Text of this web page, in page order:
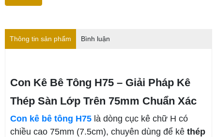
Thông tin sản phẩm Bình luận
Con Kê Bê Tông H75 – Giải Pháp Kê
Thép Sàn Lớp Trên 75mm Chuẩn Xác
Con kê bê tông H75 là dòng cục kê chữ H có
chiều cao 75mm (7.5cm), chuyên dùng để kê thép